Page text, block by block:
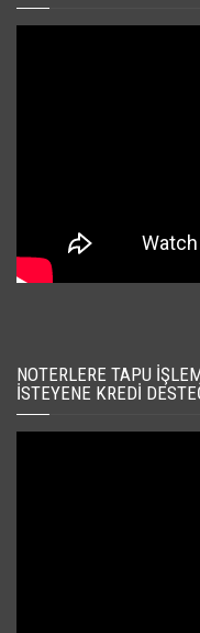
NOTERLERE TAPU
İSTEYENE KREDI